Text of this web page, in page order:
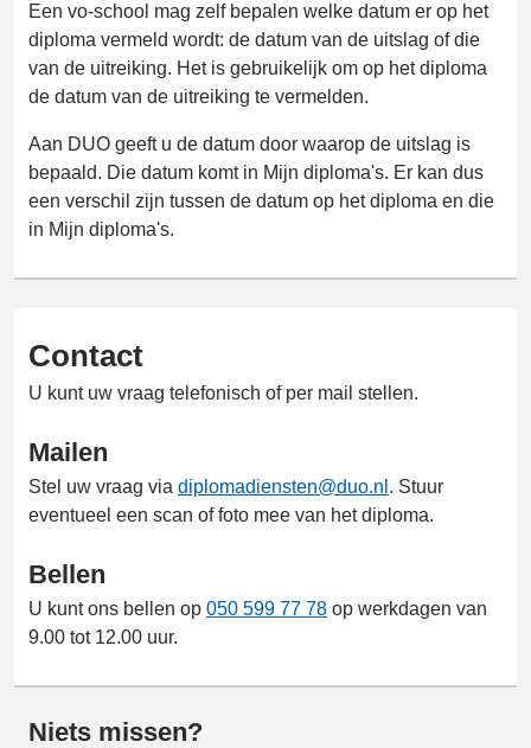
in
een
nieuw
tabblad
Een vo-school mag zelf bepalen welke datum er op het
diploma vermeld wordt: de datum van de uitslag of die
van de uitreiking. Het is gebruikelijk om op het diploma
de datum van de uitreiking te vermelden.
Aan DUO geeft u de datum door waarop de uitslag is
bepaald. Die datum komt in Mijn diploma's. Er kan dus
een verschil zijn tussen de datum op het diploma en die
in Mijn diploma's.
Contact
U kunt uw vraag telefonisch of per mail stellen.
Mailen
Stel uw vraag via diplomadiensten@duo.nl . Stuur
eventueel een scan of foto mee van het diploma.
Bellen
U kunt ons bellen op 050 599 77 78 op werkdagen van
9.00 tot 12.00 uur.
Niets missen?